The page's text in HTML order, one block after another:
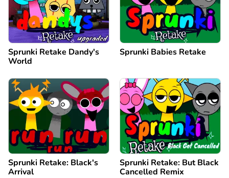
Sprunki Retake Dandy's
World
Sprunki Babies Retake
Sprunki Retake: Black's
Arrival
Sprunki Retake: But Black
Cancelled Remix